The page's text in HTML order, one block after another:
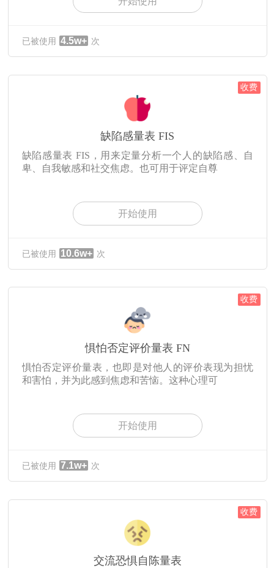
已被使用 4.5w+ 次
收费
缺陷感量表 FIS
缺陷感量表 FIS，用来定量分析一个人的缺陷感、自
卑、自我敏感和社交焦虑。也可用于评定自尊
开始使用
已被使用 10.6w+ 次
收费
惧怕否定评价量表 FN
惧怕否定评价量表，也即是对他人的评价表现为担忧
和害怕，并为此感到焦虑和苦恼。这种心理可
开始使用
已被使用 7.1w+ 次
收费
交流恐惧自陈量表